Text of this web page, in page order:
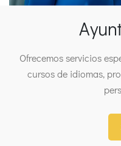
Ofrecemos servicios
cursos de idiomas,